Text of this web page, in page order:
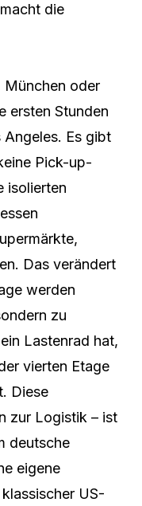
die
München oder
ersten Stunden
Es gibt
Pick-up-
isolierten
Das verändert
werden
zu
Lastenrad hat,
vierten Etage
Diese
zur Logistik – ist
deutsche
eigene
US-